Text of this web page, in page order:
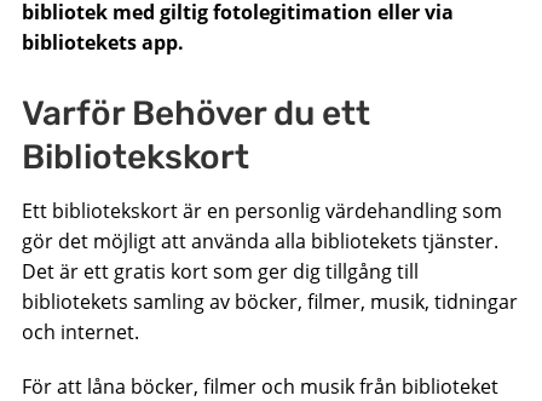
bibliotek med giltig fotolegitimation eller via
bibliotekets app.
Varför Behöver du ett
Bibliotekskort
Ett bibliotekskort är en personlig värdehandling som
gör det möjligt att använda alla bibliotekets tjänster.
Det är ett gratis kort som ger dig tillgång till
bibliotekets samling av böcker, filmer, musik, tidningar
och internet.
För att låna böcker, filmer och musik från biblioteket